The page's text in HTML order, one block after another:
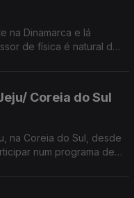
na Dinamarca e lá
de física é natural de
Coreia do Sul
na Coreia do Sul, desde
num programa de